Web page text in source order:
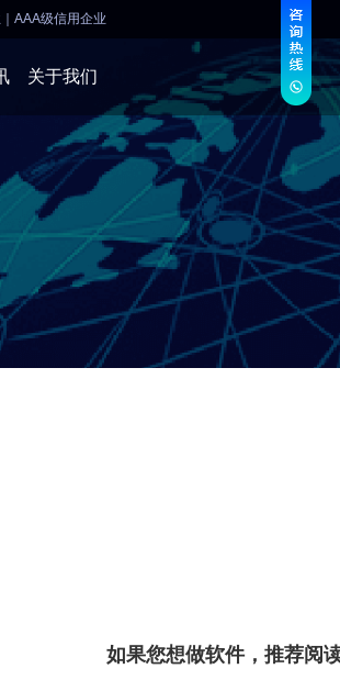
AAA级信用企业
关于我们
如果您想做软件，推荐阅读